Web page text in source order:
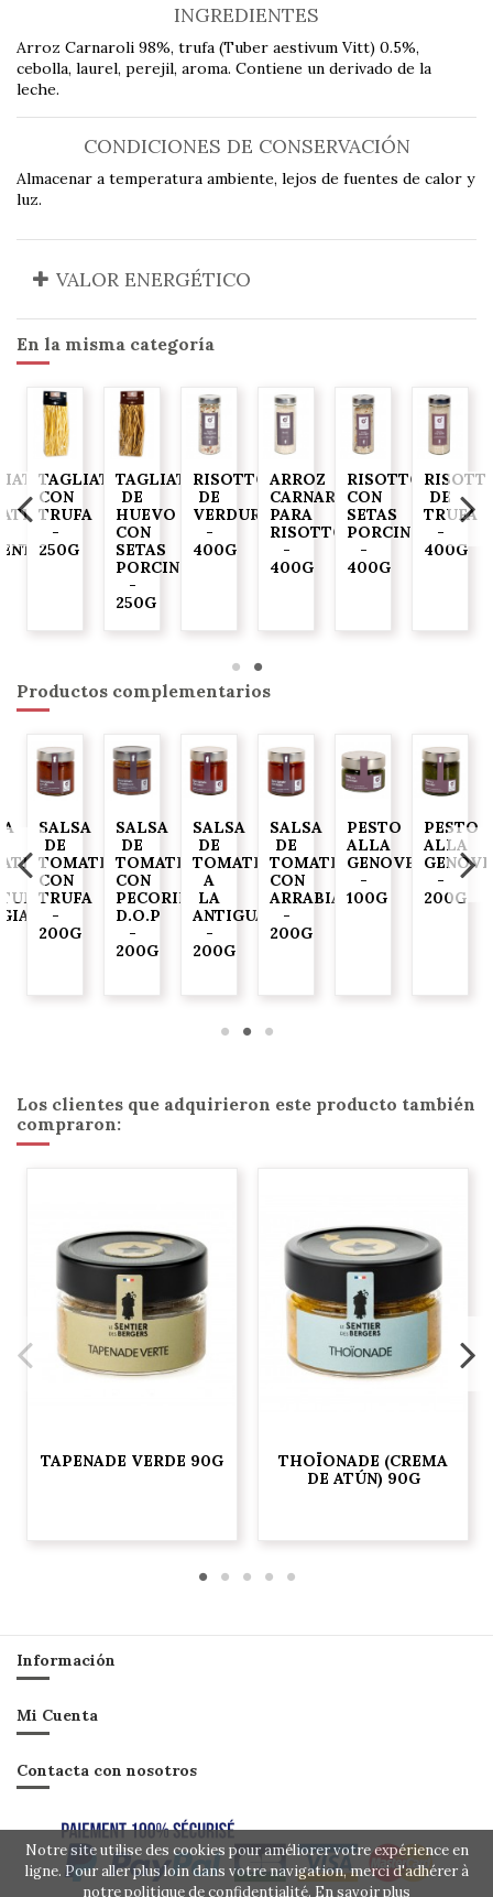
INGREDIENTES
Arroz Carnaroli 98%, trufa (Tuber aestivum Vitt) 0.5%,
cebolla, laurel, perejil, aroma. Contiene un derivado de la
leche.
CONDICIONES DE CONSERVACIÓN
Almacenar a temperatura ambiente, lejos de fuentes de calor y
luz.
VALOR ENERGÉTICO
En la misma categoría
TAGLIATELLE
CON
TRUFA
-
250G
TAGLIATELLE
DE
HUEVO
CON
SETAS
PORCINI
-
250G
RISOTTO
DE
VERDURAS
-
400G
ARROZ
CARNAROLI
PARA
RISOTTO
-
400G
RISOTTO
CON
SETAS
PORCINI
-
400G
DE
TRUFA
-
400G
Productos complementarios
SALSA
DE
TOMATE
CON
TRUFA
-
200G
SALSA
DE
TOMATE
CON
PECORINO
D.O.P
-
200G
SALSA
DE
TOMATE
A
LA
ANTIGUA
-
200G
SALSA
DE
TOMATE
CON
ARRABIATA
-
200G
PESTO
ALLA
GENOVESE
-
100G
PESTO
ALLA
-
200G
Los clientes que adquirieron este producto también
compraron:
TAPENADE VERDE 90G
THOÏONADE (CREMA
DE ATÚN) 90G
Información
Mi Cuenta
Contacta con nosotros
Notre site utilise des cookies pour améliorer votre expérience en
ligne. Pour aller plus loin dans votre navigation, merci d'adhérer à
notre politique de confidentialité. En savoir plus